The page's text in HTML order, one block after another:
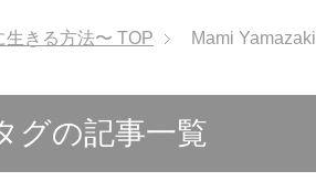
生きる方法〜 TOP Mami Yamazaki
グの記事一覧